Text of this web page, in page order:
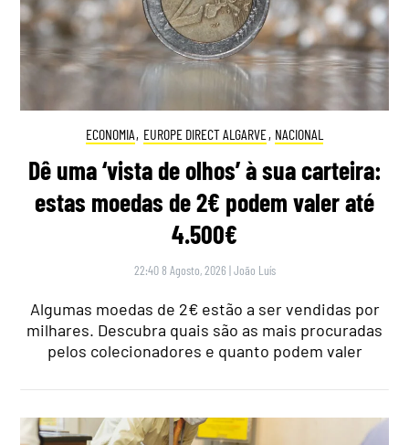
ECONOMIA, EUROPE DIRECT ALGARVE, NACIONAL
Dê uma ‘vista de olhos’ à sua carteira:
estas moedas de 2€ podem valer até
4.500€
22:40 8 Agosto, 2026 |João Luís
Algumas moedas de 2€ estão a ser vendidas por
milhares. Descubra quais são as mais procuradas
pelos colecionadores e quanto podem valer